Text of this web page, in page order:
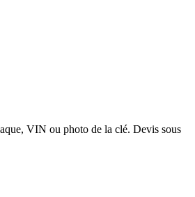
VIN ou photo de la clé. Devis sous